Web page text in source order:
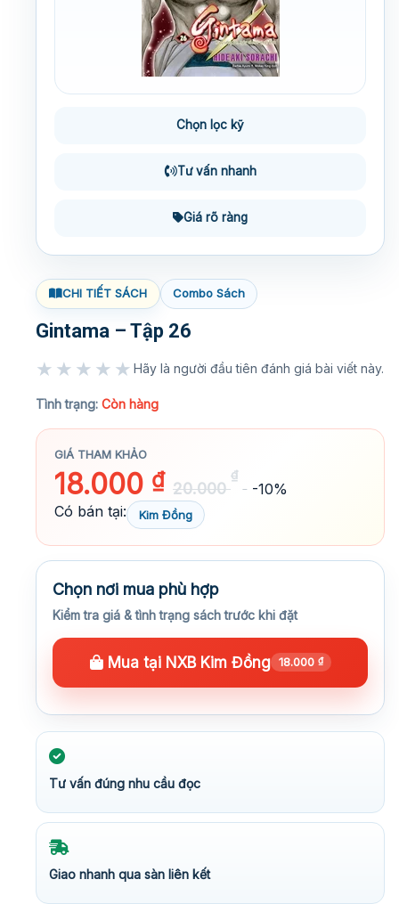
Chọn lọc kỹ
Tư vấn nhanh
Giá rõ ràng
CHI TIẾT SÁCH Combo Sách
Gintama – Tập 26
★★★★★ Hãy là người đầu tiên đánh giá bài viết này.
Tình trạng: Còn hàng
GIÁ THAM KHẢO
18.000 ₫ 20.000
₫
-10%
Có bán tại:
Kim Đồng
Chọn nơi mua phù hợp
Kiểm tra giá & tình trạng sách trước khi đặt
Mua tại NXB Kim Đồng 18.000 ₫
Tư vấn đúng nhu cầu đọc
Giao nhanh qua sàn liên kết